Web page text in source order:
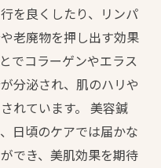
を良くしたり、リンパ
老廃物を押し出す効果
でコラーゲンやエラス
分泌され、肌のハリや
れています。 美容鍼
日頃のケアでは届かな
でき、美肌効果を期待